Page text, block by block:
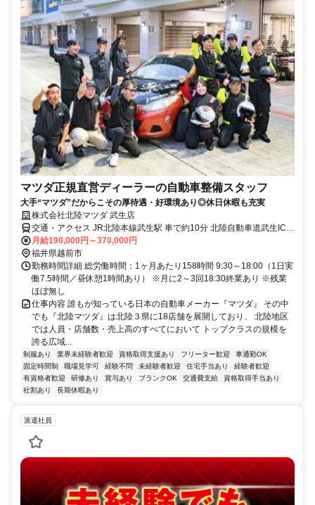
マツダ正規直営ディーラーの自動車整備スタッフ
大手“マツダ”だからこその厚待遇・好環境あり◎休日休暇も充実
株式会社北陸マツダ 武生店
交通・アクセス JR北陸本線武生駅 車で約10分 北陸自動車道武生IC
車で約5分
月給190,000円～370,000円
福井県越前市
勤務時間詳細 総労働時間：1ヶ月あたり158時間 9:30～18:00（1日実
働7.5時間／昼休憩1時間あり） ※月に2～3回18:30終業あり ※残業
ほぼ無し
仕事内容 誰もが知っている日本の自動車メーカー『マツダ』 その中
でも『北陸マツダ』は北陸３県に18店舗を展開しており、 北陸地区
では人員・店舗数・売上高のすべてにおいて トップクラスの規模を
誇る広域...
制服あり 業界未経験者歓迎 資格取得支援あり フリーター歓迎
車通勤OK
固定時間制
職場見学可 経験不問 未経験者歓迎 住宅手当あり
経験者歓迎
有資格者歓迎
研修あり 賞与あり ブランクOK 交通費支給
資格取得手当あり
社割あり
長期休暇あり
派遣社員